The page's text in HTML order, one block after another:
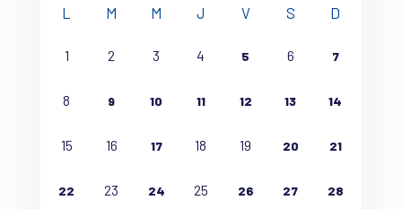
L M M J V S D
1 2 3 4 5 6 7
8 9 10 11 12 13 14
15 16 17 18 19 20 21
22 23 24 25 26 27 28